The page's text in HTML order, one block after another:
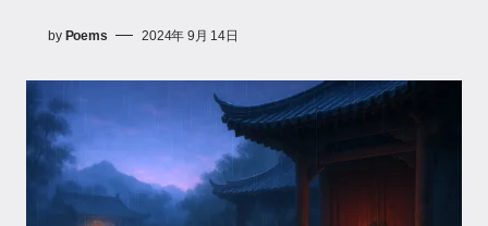
by Poems 2024年 9月 14日